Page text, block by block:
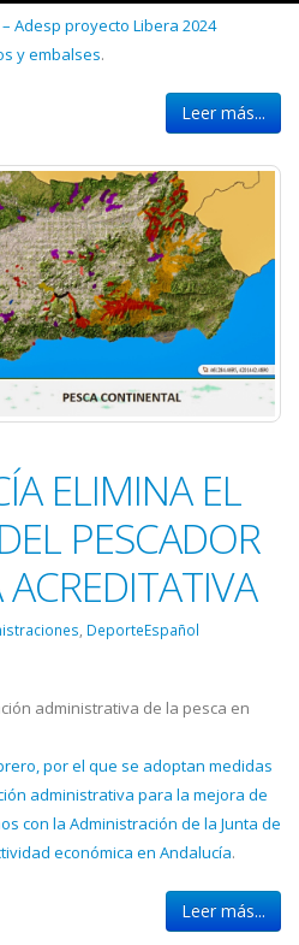
Adesp proyecto Libera 2024
y embalses.
Leer más...
ELIMINA EL
PESCADOR
ACREDITATIVA
DeporteEspañol
administrativa de la pesca en
por el que se adoptan medidas
administrativa para la mejora de
con la Administración de la Junta de
económica en Andalucía.
Leer más...